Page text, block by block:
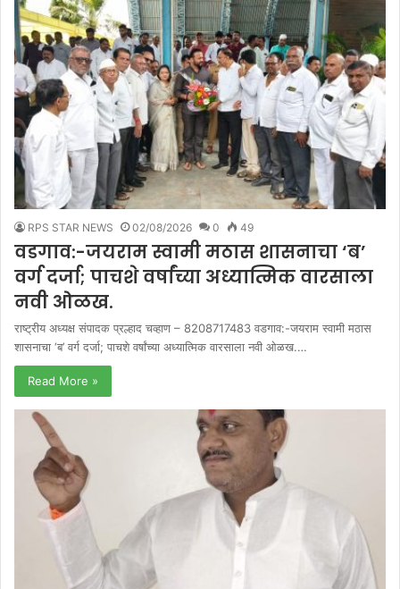
RPS STAR NEWS 02/08/2026 0 49
वडगाव:-जयराम स्वामी मठास शासनाचा ‘ब’
वर्ग दर्जा; पाचशे वर्षांच्या अध्यात्मिक वारसाला
नवी ओळख.
राष्ट्रीय अध्यक्ष संपादक प्रल्हाद चव्हाण – 8208717483 वडगाव:-जयराम स्वामी मठास
शासनाचा ‘ब’ वर्ग दर्जा; पाचशे वर्षांच्या अध्यात्मिक वारसाला नवी ओळख.…
Read More »